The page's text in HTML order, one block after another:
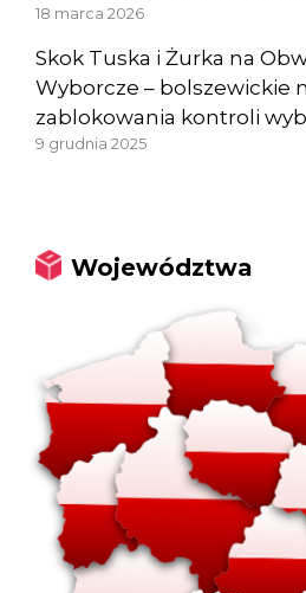
18 marca 2026
Skok Tuska i Żurka na
Wyborcze – bolszewickie
zablokowania kontroli
9 grudnia 2025
Województwa